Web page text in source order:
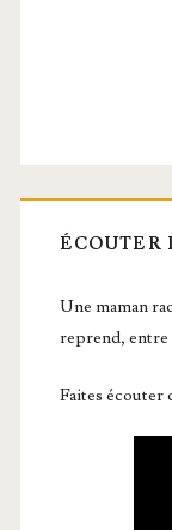
ÉCOUTER
Une maman
reprend, entre
Faites écouter